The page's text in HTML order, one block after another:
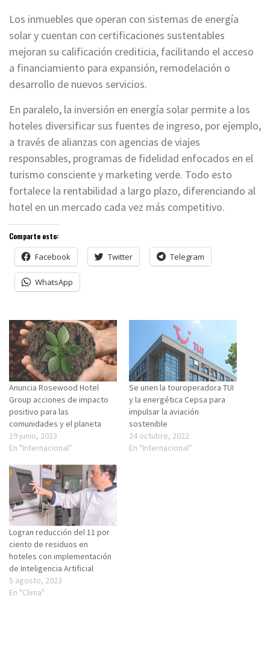
Los inmuebles que operan con sistemas de energía
solar y cuentan con certificaciones sustentables
mejoran su calificación crediticia, facilitando el acceso
a financiamiento para expansión, remodelación o
desarrollo de nuevos servicios.
En paralelo, la inversión en energía solar permite a los
hoteles diversificar sus fuentes de ingreso, por ejemplo,
a través de alianzas con agencias de viajes
responsables, programas de fidelidad enfocados en el
turismo consciente y marketing verde. Todo esto
fortalece la rentabilidad a largo plazo, diferenciando al
hotel en un mercado cada vez más competitivo.
Comparte esto:
Facebook Twitter Telegram
WhatsApp
Anuncia Rosewood Hotel
Group acciones de impacto
positivo para las
comunidades y el planeta
19 junio, 2023
En "Internacional"
Se unen la touroperadora TUI
y la energética Cepsa para
impulsar la aviación
sostenible
24 octubre, 2022
En "Internacional"
Logran reducción del 11 por
ciento de residuos en
hoteles con implementación
de Inteligencia Artificial
5 agosto, 2023
En "Clima"